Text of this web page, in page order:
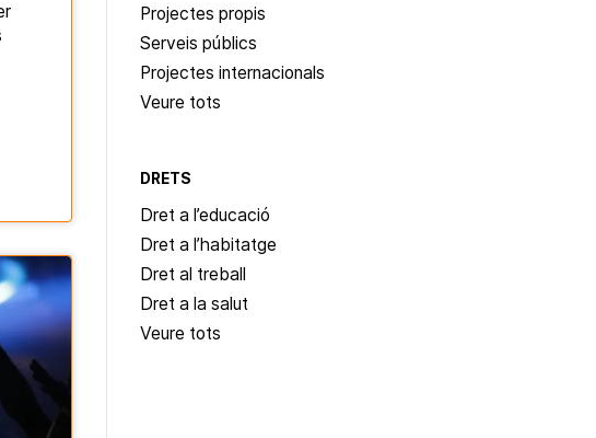
Projectes propis
Serveis públics
Projectes internacionals
Veure tots
DRETS
Dret a l’educació
Dret a l’habitatge
Dret al treball
Dret a la salut
Veure tots